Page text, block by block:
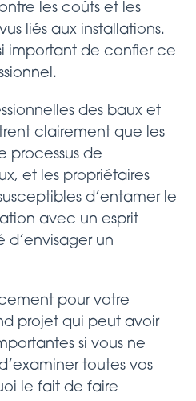
les coûts et les
liés aux installations.
important de confier ce
des baux et
clairement que les
processus de
et les propriétaires
d’entamer le
avec un esprit
d’envisager un
pour votre
projet qui peut avoir
si vous ne
toutes vos
le fait de faire